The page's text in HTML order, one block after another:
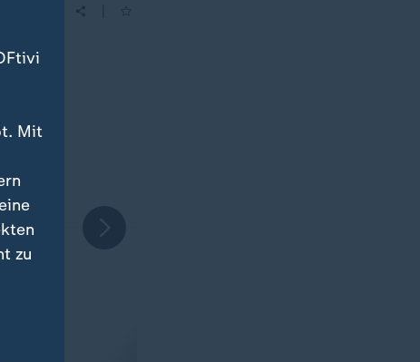
Mit
zu